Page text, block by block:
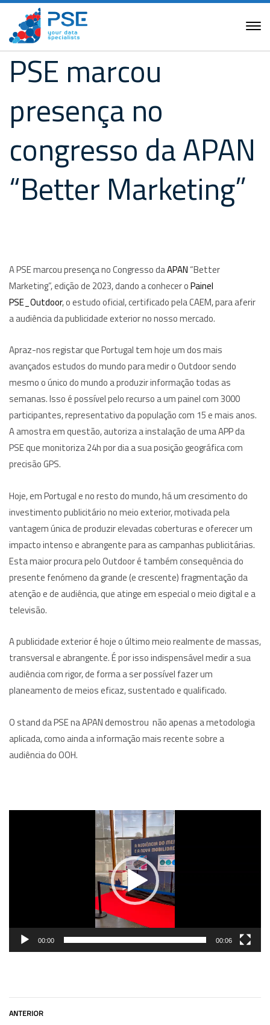
PSE marcou
presença no
congresso da APAN
“Better Marketing”
A PSE marcou presença no Congresso daAPAN “Better
Marketing”, edição de 2023, dando a conhecer oPainel
PSE_Outdoor, o estudo oficial, certificado pela CAEM, para aferir
a audiência da publicidade exterior no nosso mercado.
Apraz-nos registar que Portugal tem hoje um dos mais
avançados estudos do mundo para medir o Outdoor sendo
mesmo o único do mundo a produzir informação todas as
semanas. Isso é possível pelo recurso a um painel com 3000
participantes, representativo da população com 15 e mais anos.
A amostra em questão, autoriza a instalação de uma APP da
PSE que monitoriza 24h por dia a sua posição geográfica com
precisão GPS.
Hoje, em Portugal e no resto do mundo, há um crescimento do
investimento publicitário no meio exterior, motivada pela
vantagem única de produzir elevadas coberturas e oferecer um
impacto intenso e abrangente para as campanhas publicitárias.
Esta maior procura pelo Outdoor é também consequência do
presente fenómeno da grande (e crescente) fragmentação da
atenção e de audiência, que atinge em especial o meio digital e a
televisão.
A publicidade exterior é hoje o último meio realmente de massas,
transversal e abrangente. É por isso indispensável medir a sua
audiência com rigor, de forma a ser possível fazer um
planeamento de meios eficaz, sustentado e qualificado.
O stand da PSE na APAN demostrou não apenas a metodologia
aplicada, como ainda a informação mais recente sobre a
audiência do OOH.
00:00 00:06
ANTERIOR